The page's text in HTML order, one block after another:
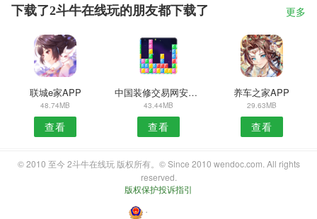
下载了2斗牛在线玩的朋友都下载了 更多
联城e家APP
48.74MB
查看
中国装修交易网安卓版
43.44MB
查看
养车之家APP
29.63MB
查看
© 2010 至今 2斗牛在线玩 版权所有。© Since 2010 wendoc.com. All rights
reserved.
版权保护投诉指引
・